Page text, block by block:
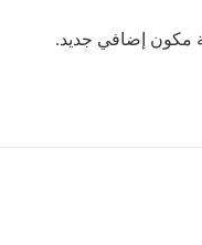
مكون إضافي جديد.